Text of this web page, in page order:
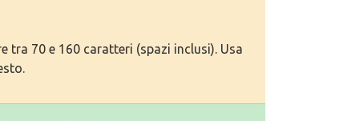
tra 70 e 160 caratteri (spazi inclusi). Usa